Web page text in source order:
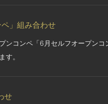
ペ」組み合わせ
ンコンペ「6月セルフオープンコ
す。
せ